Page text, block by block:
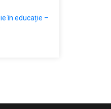
în educație –